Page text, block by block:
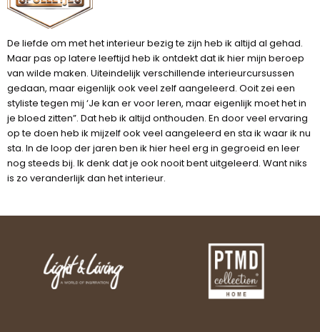
De liefde om met het interieur bezig te zijn heb ik altijd al gehad.
Maar pas op latere leeftijd heb ik ontdekt dat ik hier mijn beroep
van wilde maken. Uiteindelijk verschillende interieurcursussen
gedaan, maar eigenlijk ook veel zelf aangeleerd. Ooit zei een
styliste tegen mij ‘Je kan er voor leren, maar eigenlijk moet het in
je bloed zitten”. Dat heb ik altijd onthouden. En door veel ervaring
op te doen heb ik mijzelf ook veel aangeleerd en sta ik waar ik nu
sta. In de loop der jaren ben ik hier heel erg in gegroeid en leer
nog steeds bij. Ik denk dat je ook nooit bent uitgeleerd. Want niks
is zo veranderlijk dan het interieur.